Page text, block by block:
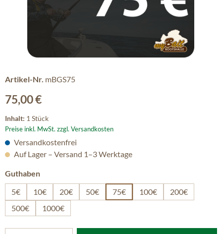
Artikel-Nr. mBGS75
Regulärer Preis:
75,00 €
Inhalt: 1 Stück
Preise inkl. MwSt. zzgl. Versandkosten
Versandkostenfrei
Auf Lager – Versand 1–3 Werktage
Guthabenauswählen
5€
10€ 20€ 50€ 75€ 100€
200€
500€
1000€